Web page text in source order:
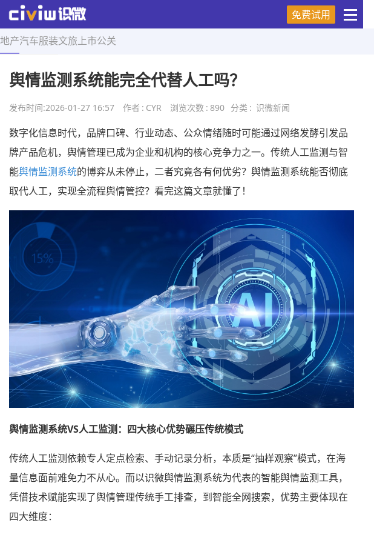
免费试用
地产汽车服装文旅 上市公关
首页 > 舆情研究 > 正文
舆情监测系统能完全代替人工吗？
发布时间:2026-01-27 16:57 作者 : CYR 浏览次数 : 890 分类 : 识微新闻
数字化信息时代，品牌口碑、行业动态、公众情绪随时可能通过网络发酵引发品
牌产品危机，舆情管理已成为企业和机构的核心竞争力之一。传统人工监测与智
能舆情监测系统的博弈从未停止，二者究竟各有何优劣？舆情监测系统能否彻底
取代人工，实现全流程舆情管控？看完这篇文章就懂了！
舆情监测系统VS人工监测：四大核心优势碾压传统模式
传统人工监测依赖专人定点检索、手动记录分析，本质是“抽样观察”模式，在海
量信息面前难免力不从心。而以识微舆情监测系统为代表的智能舆情监测工具，
凭借技术赋能实现了舆情管理传统手工排查，到智能全网搜索，优势主要体现在
四大维度：